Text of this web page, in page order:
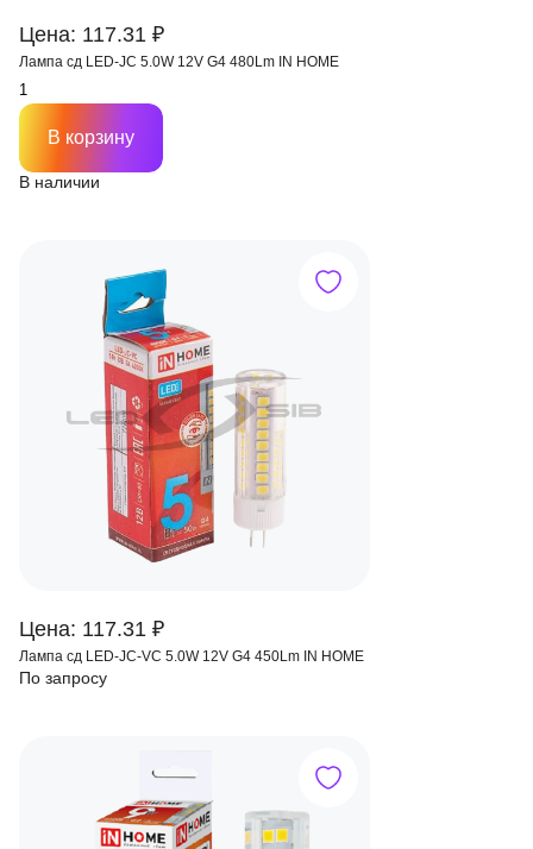
Цена: 117.31 ₽
Лампа сд LED-JC 5.0W 12V G4 480Lm IN HOME
В наличии
В корзину
Цена: 117.31 ₽
Лампа сд LED-JC-VC 5.0W 12V G4 450Lm IN HOME
По запросу